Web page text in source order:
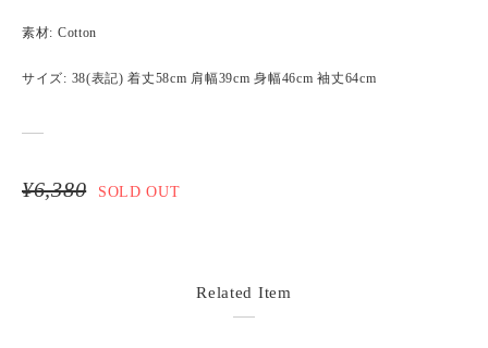
素材: Cotton
サイズ: 38(表記) 着丈58cm 肩幅39cm 身幅46cm 袖丈64cm
¥6,380 SOLD OUT
Related Item